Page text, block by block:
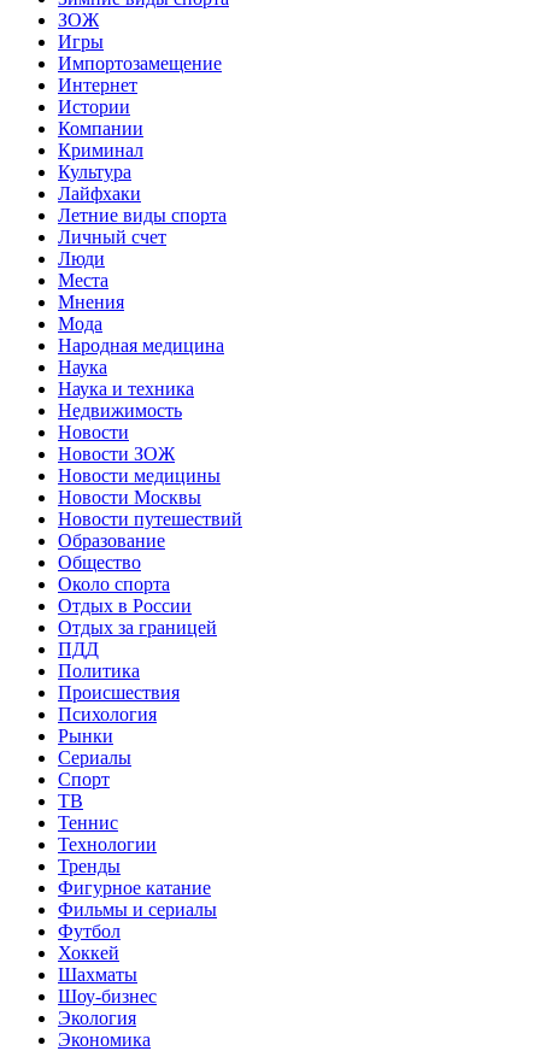
ЗОЖ
Игры
Импортозамещение
Интернет
Истории
Компании
Криминал
Культура
Лайфхаки
Летние виды спорта
Личный счет
Люди
Места
Мнения
Мода
Народная медицина
Наука
Наука и техника
Недвижимость
Новости
Новости ЗОЖ
Новости медицины
Новости Москвы
Новости путешествий
Образование
Общество
Около спорта
Отдых в России
Отдых за границей
ПДД
Политика
Происшествия
Психология
Рынки
Сериалы
Спорт
ТВ
Теннис
Технологии
Тренды
Фигурное катание
Фильмы и сериалы
Футбол
Хоккей
Шахматы
Шоу-бизнес
Экология
Экономика